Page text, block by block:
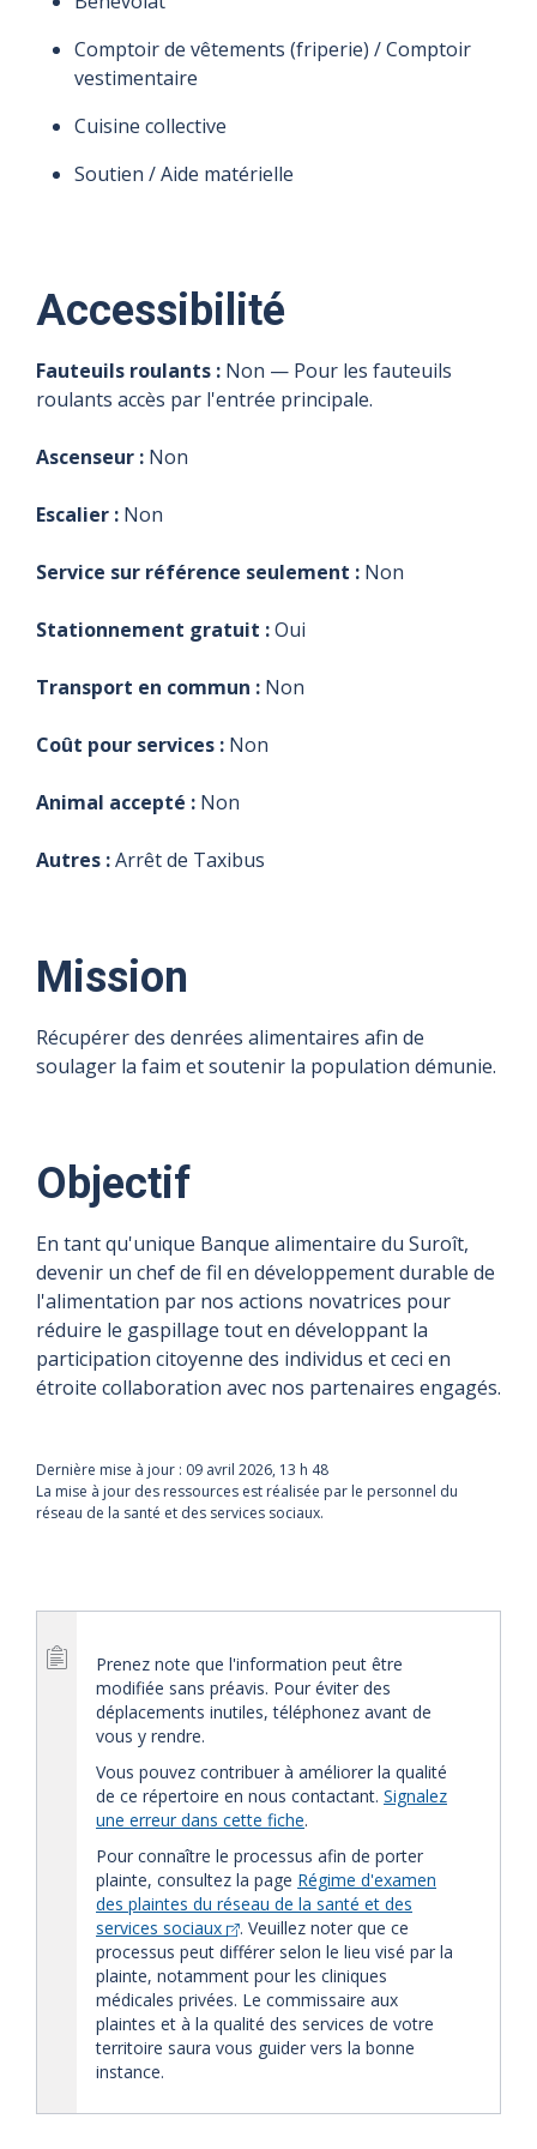
Comptoir de vêtements (friperie) / Comptoir
vestimentaire
Cuisine collective
Soutien / Aide matérielle
Accessibilité
Fauteuils roulants : Non — Pour les fauteuils
roulants accès par l'entrée principale.
Ascenseur : Non
Escalier : Non
Service sur référence seulement : Non
Stationnement gratuit :Oui
Transport en commun : Non
Coût pour services : Non
Animal accepté : Non
Autres :Arrêt de Taxibus
Mission
Récupérer des denrées alimentaires afin de
soulager la faim et soutenir la population démunie.
Objectif
En tant qu'unique Banque alimentaire du Suroît,
devenir un chef de fil en développement durable de
l'alimentation par nos actions novatrices pour
réduire le gaspillage tout en développant la
participation citoyenne des individus et ceci en
étroite collaboration avec nos partenaires engagés.
Dernière mise à jour : 09 avril 2026, 13 h 48
La mise à jour des ressources est réalisée par le personnel du
réseau de la santé et des services sociaux.
Prenez note que l'information peut être
modifiée sans préavis. Pour éviter des
déplacements inutiles, téléphonez avant de
vous y rendre.
Vous pouvez contribuer à améliorer la qualité
de ce répertoire en nous contactant. Signalez
une erreur dans cette fiche.
Pour connaître le processus afin de porter
plainte, consultez la page Régime d'examen
des plaintes du réseau de la santé et des
services sociaux
. Veuillez noter que ce
processus peut différer selon le lieu visé par la
plainte, notamment pour les cliniques
médicales privées. Le commissaire aux
plaintes et à la qualité des services de votre
territoire saura vous guider vers la bonne
instance.